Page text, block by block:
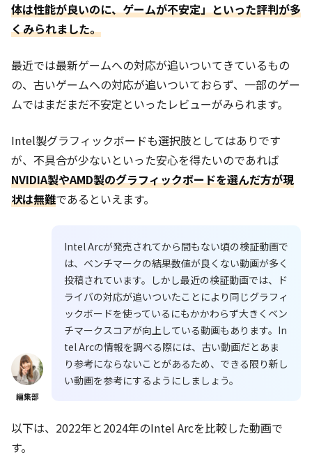
体は性能が良いのに、ゲームが不安定」といった評判が多
くみられました。
最近では最新ゲームへの対応が追いついてきているもの
の、古いゲームへの対応が追いついておらず、一部のゲー
ムではまだまだ不安定といったレビューがみられます。
Intel製グラフィックボードも選択肢としてはありです
が、不具合が少ないといった安心を得たいのであれば
NVIDIA製やAMD製のグラフィックボードを選んだ方が現
状は無難であるといえます。
編集部
Intel Arcが発売されてから間もない頃の検証動画で
は、ベンチマークの結果数値が良くない動画が多く
投稿されています。しかし最近の検証動画では、ド
ライバの対応が追いついたことにより同じグラフィ
ックボードを使っているにもかかわらず大きくベン
チマークスコアが向上している動画もあります。In
tel Arcの情報を調べる際には、古い動画だとあま
り参考にならないことがあるため、できる限り新し
い動画を参考にするようにしましょう。
以下は、2022年と2024年のIntel Arcを比較した動画で
す。